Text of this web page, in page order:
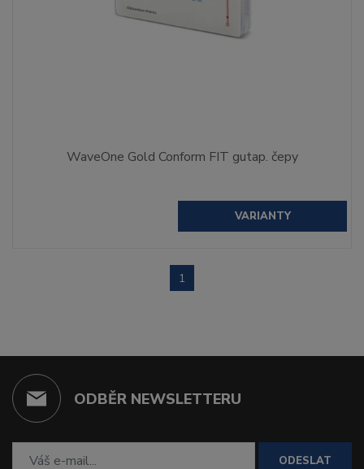
WaveOne Gold Conform FIT gutap. čepy
VARIANTY
1
ODBĚR NEWSLETTERU
ODESLAT